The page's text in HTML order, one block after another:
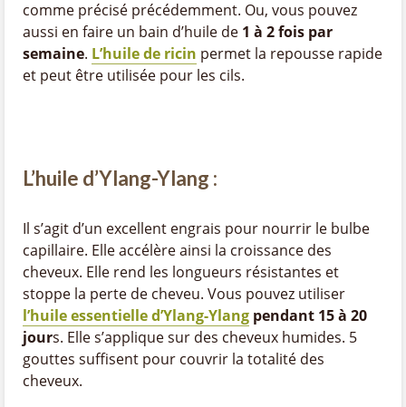
comme précisé précédemment. Ou, vous pouvez
aussi en faire un bain d’huile de 1 à 2 fois par
semaine. L’huile de ricin permet la repousse rapide
et peut être utilisée pour les cils.
L’huile d’Ylang-Ylang :
Il s’agit d’un excellent engrais pour nourrir le bulbe
capillaire. Elle accélère ainsi la croissance des
cheveux. Elle rend les longueurs résistantes et
stoppe la perte de cheveu. Vous pouvez utiliser
l’huile essentielle d’Ylang-Ylang pendant 15 à 20
jours. Elle s’applique sur des cheveux humides. 5
gouttes suffisent pour couvrir la totalité des
cheveux.